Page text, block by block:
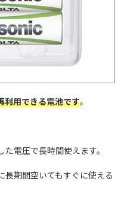
利用できる電池です。
電圧で長時間使えます。
長期間空いてもすぐに使える